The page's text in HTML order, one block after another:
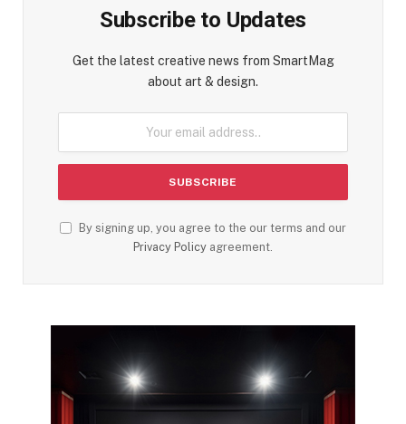
Subscribe to Updates
Get the latest creative news from SmartMag
about art & design.
By signing up, you agree to the our terms and our
Privacy Policy agreement.